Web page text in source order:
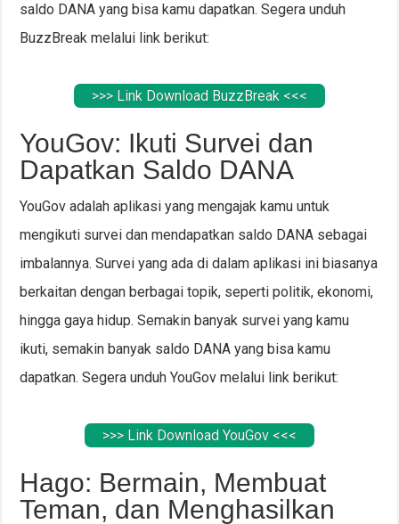
saldo DANA yang bisa kamu dapatkan. Segera unduh
BuzzBreak melalui link berikut:
>>> Link Download BuzzBreak <<<
YouGov: Ikuti Survei dan
Dapatkan Saldo DANA
YouGov adalah aplikasi yang mengajak kamu untuk
mengikuti survei dan mendapatkan saldo DANA sebagai
imbalannya. Survei yang ada di dalam aplikasi ini biasanya
berkaitan dengan berbagai topik, seperti politik, ekonomi,
hingga gaya hidup. Semakin banyak survei yang kamu
ikuti, semakin banyak saldo DANA yang bisa kamu
dapatkan. Segera unduh YouGov melalui link berikut:
>>> Link Download YouGov <<<
Hago: Bermain, Membuat
Teman, dan Menghasilkan